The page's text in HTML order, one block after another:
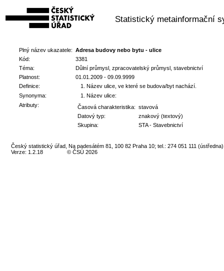
Statistický metainformační
Plný název ukazatele: Adresa budovy nebo bytu - ulice
Kód:
3381
Téma:
Důlní průmysl, zpracovatelský průmysl, stavebnictví
Platnost:
01.01.2009 - 09.09.9999
Definice:
Název ulice, ve které se budova/byt nachází.
Synonyma:
Název ulice:
Atributy:
Časová charakteristika: stavová
Datový typ:
znakový (textový)
Skupina:
STA - Stavebnictví
Český statistický úřad, Na padesátém 81, 100 82 Praha 10; tel.: 274 051 111 (ústředna)
Verze: 1.2.18
© ČSÚ 2026